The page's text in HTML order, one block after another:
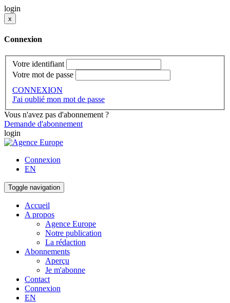
login
x
Connexion
Votre identifiant
Votre mot de passe
CONNEXION
J'ai oublié mon mot de passe
Vous n'avez pas d'abonnement ?
Demande d'abonnement
login
Connexion
EN
Toggle navigation
Accueil
A propos
Agence Europe
Notre publication
La rédaction
Abonnements
Aperçu
Je m'abonne
Contact
Connexion
EN